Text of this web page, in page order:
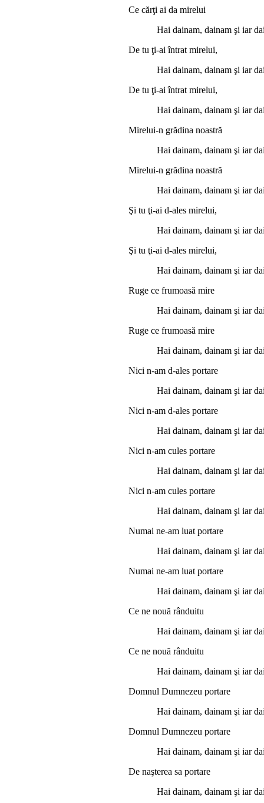
Ce cărţi ai da mirelui
Hai dainam, dainam şi iar
De tu ţi-ai întrat mirelui,
Hai dainam, dainam şi iar
De tu ţi-ai întrat mirelui,
Hai dainam, dainam şi iar
Mirelui-n grădina noastră
Hai dainam, dainam şi iar
Mirelui-n grădina noastră
Hai dainam, dainam şi iar
Şi tu ţi-ai d-ales mirelui,
Hai dainam, dainam şi iar
Şi tu ţi-ai d-ales mirelui,
Hai dainam, dainam şi iar
Ruge ce frumoasă mire
Hai dainam, dainam şi iar
Ruge ce frumoasă mire
Hai dainam, dainam şi iar
Nici n-am d-ales portare
Hai dainam, dainam şi iar
Nici n-am d-ales portare
Hai dainam, dainam şi iar
Nici n-am cules portare
Hai dainam, dainam şi iar
Nici n-am cules portare
Hai dainam, dainam şi iar
Numai ne-am luat portare
Hai dainam, dainam şi iar
Numai ne-am luat portare
Hai dainam, dainam şi iar
Ce ne nouă rânduitu
Hai dainam, dainam şi iar
Ce ne nouă rânduitu
Hai dainam, dainam şi iar
Domnul Dumnezeu portare
Hai dainam, dainam şi iar
Domnul Dumnezeu portare
Hai dainam, dainam şi iar
De naşterea sa portare
Hai dainam, dainam şi iar